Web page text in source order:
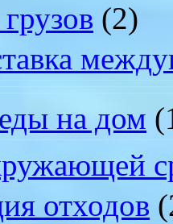
(2)
на дом
отходов